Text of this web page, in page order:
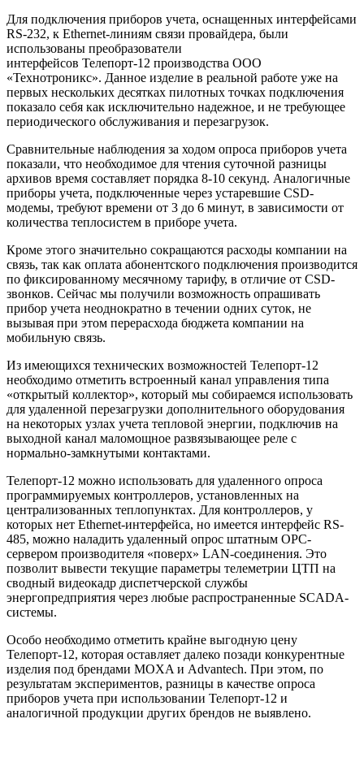
Для подключения приборов учета, оснащенных интерфейсами
RS-232, к Ethernet-линиям связи провайдера, были
использованы преобразователи
интерфейсов Телепорт-12 производства ООО
«Технотроникс». Данное изделие в реальной работе уже на
первых нескольких десятках пилотных точках подключения
показало себя как исключительно надежное, и не требующее
периодического обслуживания и перезагрузок.
Сравнительные наблюдения за ходом опроса приборов учета
показали, что необходимое для чтения суточной разницы
архивов время составляет порядка 8-10 секунд. Аналогичные
приборы учета, подключенные через устаревшие CSD-
модемы, требуют времени от 3 до 6 минут, в зависимости от
количества теплосистем в приборе учета.
Кроме этого значительно сокращаются расходы компании на
связь, так как оплата абонентского подключения производится
по фиксированному месячному тарифу, в отличие от CSD-
звонков. Сейчас мы получили возможность опрашивать
прибор учета неоднократно в течении одних суток, не
вызывая при этом перерасхода бюджета компании на
мобильную связь.
Из имеющихся технических возможностей Телепорт-12
необходимо отметить встроенный канал управления типа
«открытый коллектор», который мы собираемся использовать
для удаленной перезагрузки дополнительного оборудования
на некоторых узлах учета тепловой энергии, подключив на
выходной канал маломощное развязывающее реле с
нормально-замкнутыми контактами.
Телепорт-12 можно использовать для удаленного опроса
программируемых контроллеров, установленных на
централизованных теплопунктах. Для контроллеров, у
которых нет Ethernet-интерфейса, но имеется интерфейс RS-
485, можно наладить удаленный опрос штатным ОРС-
сервером производителя «поверх» LAN-соединения. Это
позволит вывести текущие параметры телеметрии ЦТП на
сводный видеокадр диспетчерской службы
энергопредприятия через любые распространенные SCADA-
системы.
Особо необходимо отметить крайне выгодную цену
Телепорт-12, которая оставляет далеко позади конкурентные
изделия под брендами MOXA и Advantech. При этом, по
результатам экспериментов, разницы в качестве опроса
приборов учета при использовании Телепорт-12 и
аналогичной продукции других брендов не выявлено.